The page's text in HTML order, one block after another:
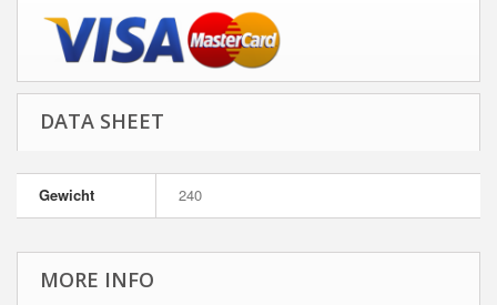
DATA SHEET
Gewicht 240
MORE INFO